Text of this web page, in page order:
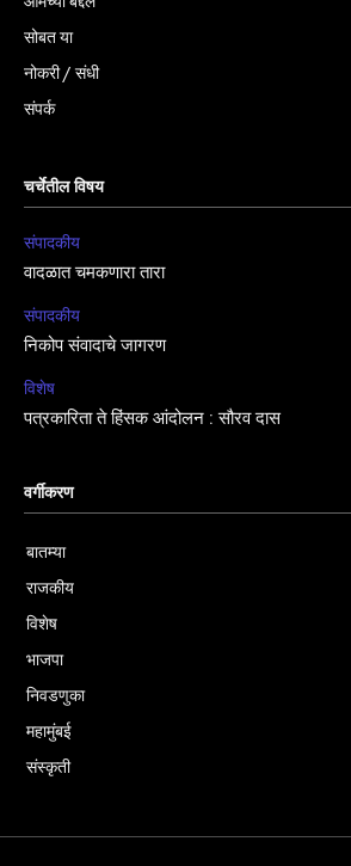
सोबत या
नोकरी / संधी
संपर्क
चर्चेतील विषय
संपादकीय
वादळात चमकणारा तारा
संपादकीय
निकोप संवादाचे जागरण
विशेष
पत्रकारिता ते हिंसक आंदोलन : सौरव दास
वर्गीकरण
बातम्या
राजकीय
विशेष
भाजपा
निवडणुका
महामुंबई
संस्कृती